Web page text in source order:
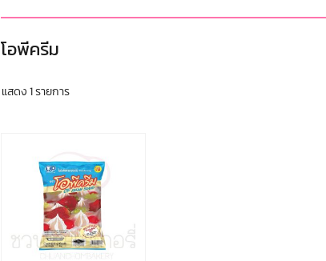
โอพีครีม
แสดง 1 รายการ